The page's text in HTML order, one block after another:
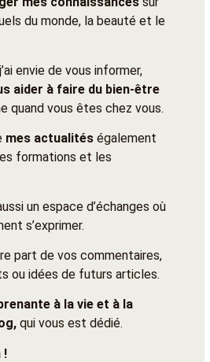
du monde, la beauté et le
envie de vous informer,
aider à faire du bien-être
quand vous êtes chez vous.
mes actualités également
formations et les
un espace d’échanges où
s’exprimer.
part de vos commentaires,
ou idées de futurs articles.
à la vie et à la
qui vous est dédié.
!